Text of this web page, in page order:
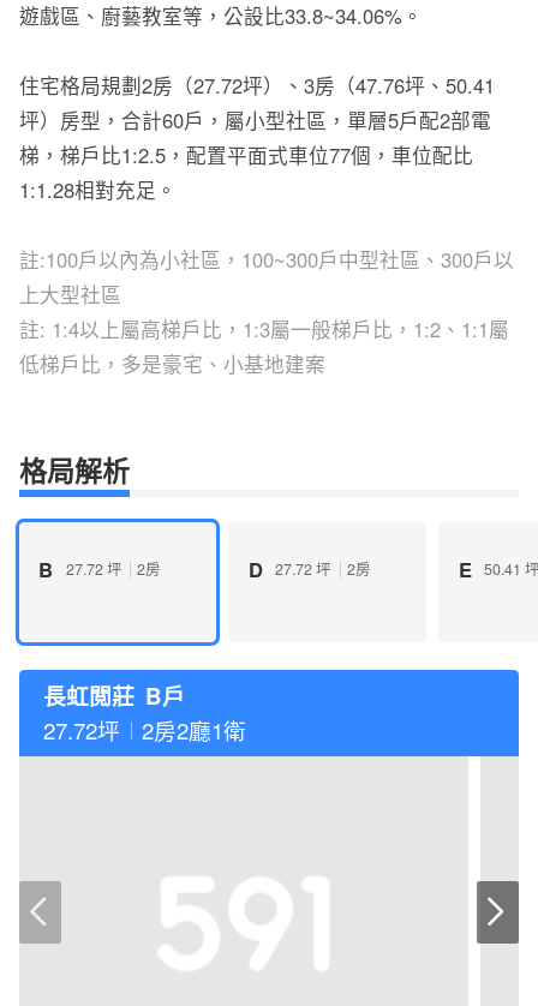
遊戲區、廚藝教室等，公設比33.8~34.06%。
住宅格局規劃2房（27.72坪）、3房（47.76坪、50.41
坪）房型，合計60戶，屬小型社區，單層5戶配2部電
梯，梯戶比1:2.5，配置平面式車位77個，車位配比
1:1.28相對充足。
註:100戶以內為小社區，100~300戶中型社區、300戶以
上大型社區
註: 1:4以上屬高梯戶比，1:3屬一般梯戶比，1:2、1:1屬
低梯戶比，多是豪宅、小基地建案
格局解析
B 27.72 坪 2房 D 27.72 坪 2房 E 50.41
長虹閲莊 B戶
27.72坪 2房2廳1衛